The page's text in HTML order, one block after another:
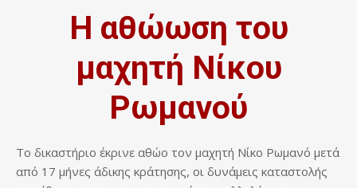
Η αθώωση του
μαχητή Νίκου
Ρωμανού
Το δικαστήριο έκρινε αθώο τον μαχητή Νίκο Ρωμανό μετά
από 17 μήνες άδικης κράτησης, οι δυνάμεις καταστολής